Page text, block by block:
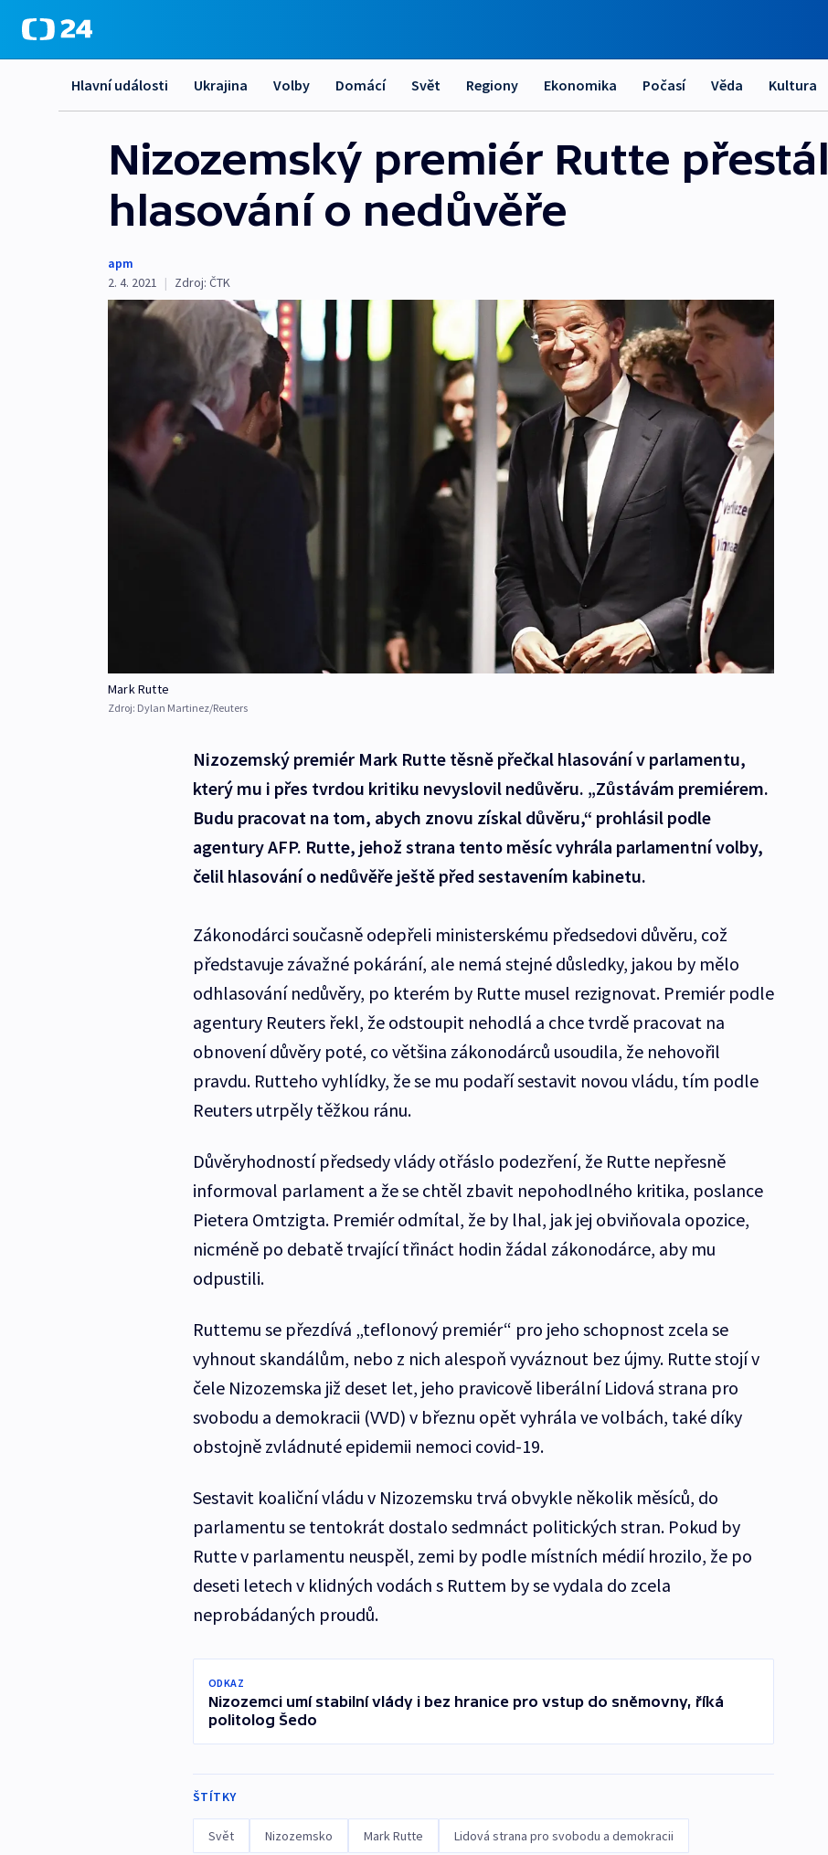
Hlavní události Ukrajina Volby Domácí Svět Regiony Ekonomika Počasí Věda Kultura
Nizozemský premiér Rutte přestál
hlasování o nedůvěře
apm
2. 4. 2021 | Zdroj: ČTK
Mark Rutte
Zdroj: Dylan Martinez/Reuters
Nizozemský premiér Mark Rutte těsně přečkal hlasování v parlamentu,
který mu i přes tvrdou kritiku nevyslovil nedůvěru. „Zůstávám premiérem.
Budu pracovat na tom, abych znovu získal důvěru,“ prohlásil podle
agentury AFP. Rutte, jehož strana tento měsíc vyhrála parlamentní volby,
čelil hlasování o nedůvěře ještě před sestavením kabinetu.
Zákonodárci současně odepřeli ministerskému předsedovi důvěru, což
představuje závažné pokárání, ale nemá stejné důsledky, jakou by mělo
odhlasování nedůvěry, po kterém by Rutte musel rezignovat. Premiér podle
agentury Reuters řekl, že odstoupit nehodlá a chce tvrdě pracovat na
obnovení důvěry poté, co většina zákonodárců usoudila, že nehovořil
pravdu. Rutteho vyhlídky, že se mu podaří sestavit novou vládu, tím podle
Reuters utrpěly těžkou ránu.
Důvěryhodností předsedy vlády otřáslo podezření, že Rutte nepřesně
informoval parlament a že se chtěl zbavit nepohodlného kritika, poslance
Pietera Omtzigta. Premiér odmítal, že by lhal, jak jej obviňovala opozice,
nicméně po debatě trvající třináct hodin žádal zákonodárce, aby mu
odpustili.
Ruttemu se přezdívá „teflonový premiér“ pro jeho schopnost zcela se
vyhnout skandálům, nebo z nich alespoň vyváznout bez újmy. Rutte stojí v
čele Nizozemska již deset let, jeho pravicově liberální Lidová strana pro
svobodu a demokracii (VVD) v březnu opět vyhrála ve volbách, také díky
obstojně zvládnuté epidemii nemoci covid-19.
Sestavit koaliční vládu v Nizozemsku trvá obvykle několik měsíců, do
parlamentu se tentokrát dostalo sedmnáct politických stran. Pokud by
Rutte v parlamentu neuspěl, zemi by podle místních médií hrozilo, že po
deseti letech v klidných vodách s Ruttem by se vydala do zcela
neprobádaných proudů.
ODKAZ
Nizozemci umí stabilní vlády i bez hranice pro vstup do sněmovny, říká
politolog Šedo
ŠTÍTKY
Svět Nizozemsko Mark Rutte Lidová strana pro svobodu a demokracii